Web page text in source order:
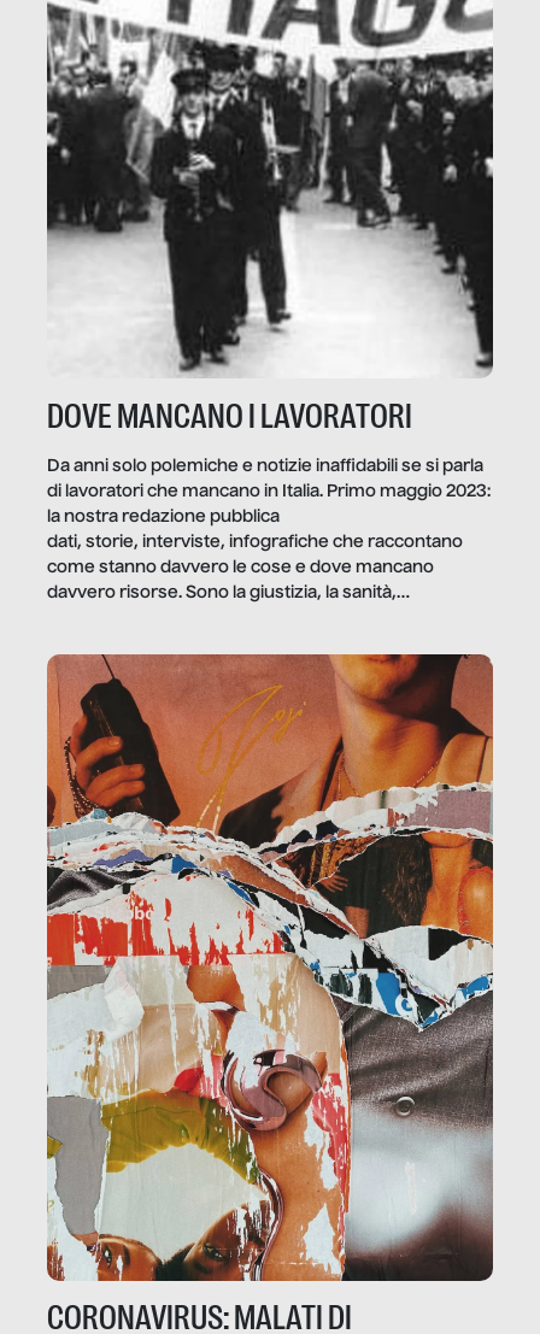
DOVE MANCANO I LAVORATORI
Da anni solo polemiche e notizie inaffidabili se si parla
di lavoratori che mancano in Italia. Primo maggio 2023:
la nostra redazione pubblica
dati, storie, interviste, infografiche che raccontano
come stanno davvero le cose e dove mancano
davvero risorse. Sono la giustizia, la sanità,
CORONAVIRUS: MALATI DI